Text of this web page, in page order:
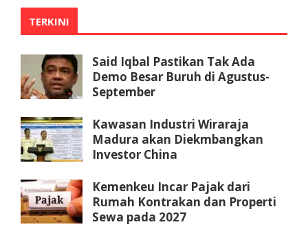
TERKINI
Said Iqbal Pastikan Tak Ada
Demo Besar Buruh di Agustus-
September
Kawasan Industri Wiraraja
Madura akan Diekmbangkan
Investor China
Kemenkeu Incar Pajak dari
Rumah Kontrakan dan Properti
Sewa pada 2027